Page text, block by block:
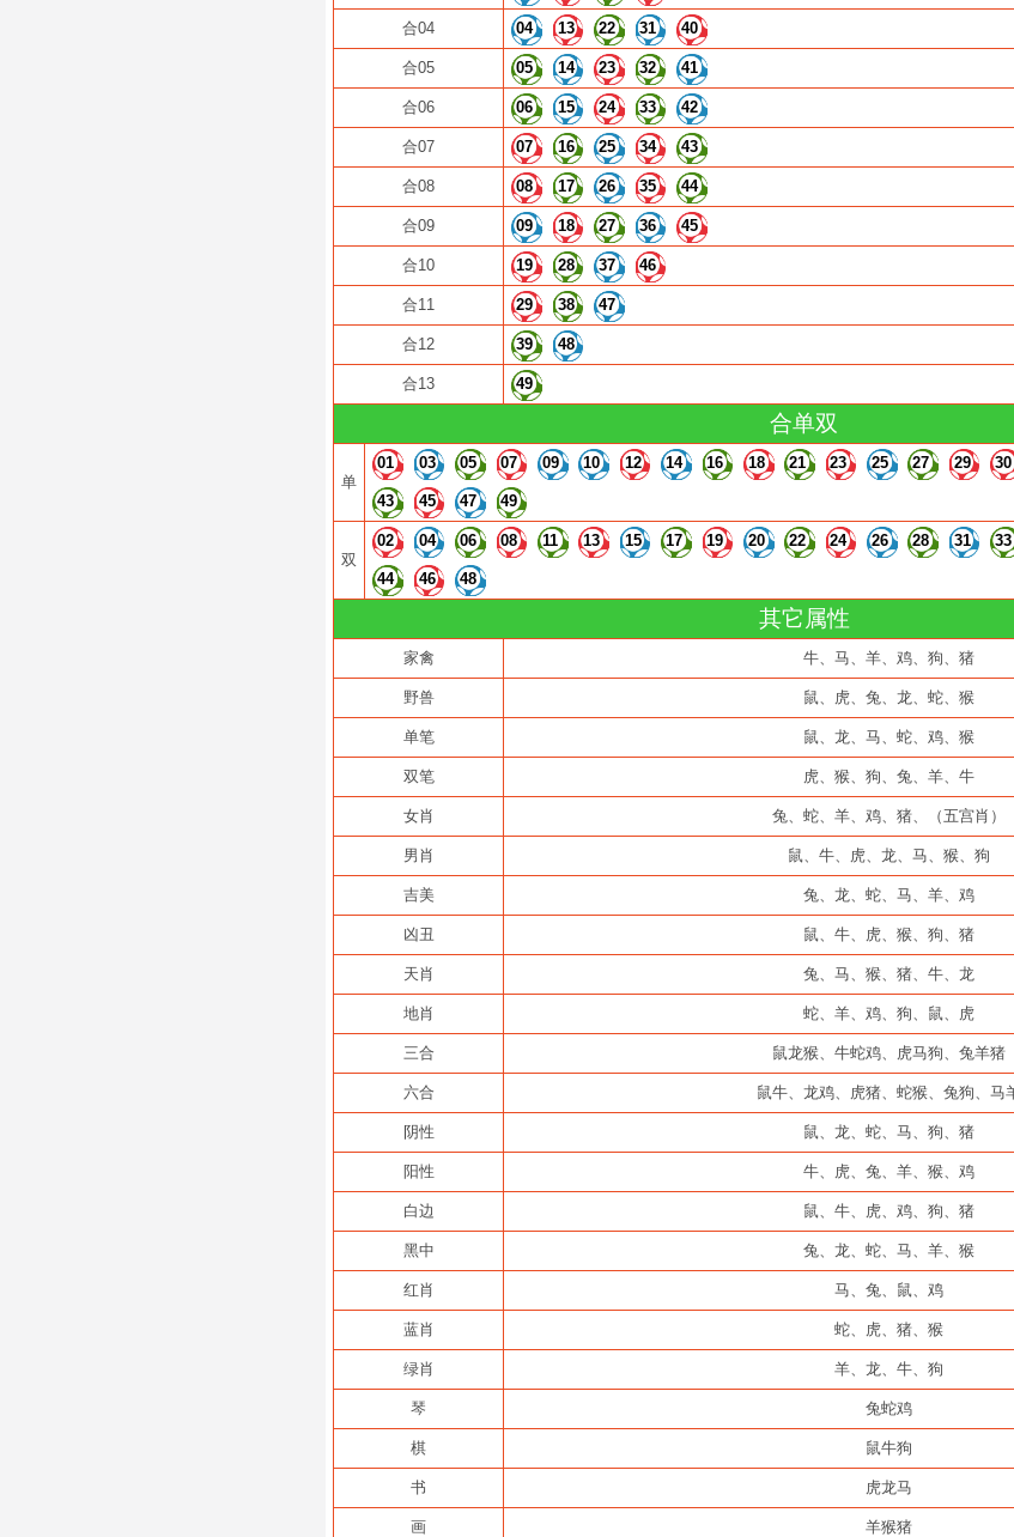
合04 04 13 22 31 40
合05 05 14 23 32 41
合06 06 15 24 33 42
合07 07 16 25 34 43
合08 08 17 26 35 44
合09 09 18 27 36 45
合10 19 28 37 46
合11 29 38 47
合12 39 48
合13 49
合单双
单
01 03 05 07 09 10 12 14 16 18 21 23 25 27 29 30
43 45 47 49
双
02 04 06 08 11 13 15 17 19 20 22 24 26 28 31 33
44 46 48
其它属性
家禽 牛、马、羊、鸡、狗、猪
野兽 鼠、虎、兔、龙、蛇、猴
单笔 鼠、龙、马、蛇、鸡、猴
双笔 虎、猴、狗、兔、羊、牛
女肖 兔、蛇、羊、鸡、猪、（五宫肖）
男肖 鼠、牛、虎、龙、马、猴、狗
吉美 兔、龙、蛇、马、羊、鸡
凶丑 鼠、牛、虎、猴、狗、猪
天肖 兔、马、猴、猪、牛、龙
地肖 蛇、羊、鸡、狗、鼠、虎
三合 鼠龙猴、牛蛇鸡、虎马狗、兔羊猪
六合 鼠牛、龙鸡、虎猪、蛇猴、兔狗、马
阴性 鼠、龙、蛇、马、狗、猪
阳性 牛、虎、兔、羊、猴、鸡
白边 鼠、牛、虎、鸡、狗、猪
黑中 兔、龙、蛇、马、羊、猴
红肖 马、兔、鼠、鸡
蓝肖 蛇、虎、猪、猴
绿肖 羊、龙、牛、狗
琴 兔蛇鸡
棋 鼠牛狗
书 虎龙马
画 羊猴猪